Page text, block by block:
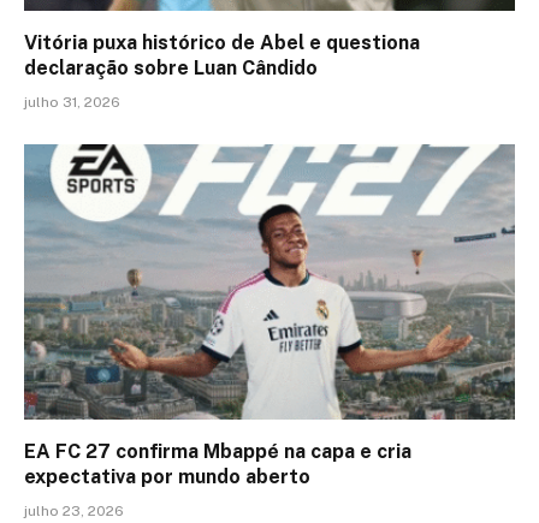
Vitória puxa histórico de Abel e questiona
declaração sobre Luan Cândido
julho 31, 2026
EA FC 27 confirma Mbappé na capa e cria
expectativa por mundo aberto
julho 23, 2026